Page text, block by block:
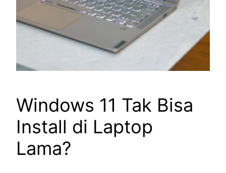
Windows 11 Tak Bisa
Install di Laptop
Lama?